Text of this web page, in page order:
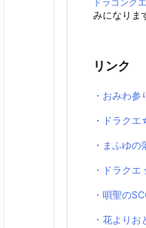
ドラゴンク
みになりま
リンク
・おみわ参
・ドラク
・まふゆ
・ドラク
・唄聖の
・花よりお